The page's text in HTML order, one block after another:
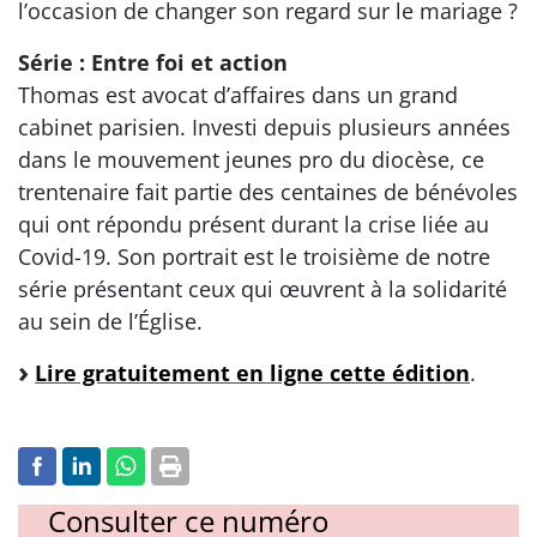
l’occasion de changer son regard sur le mariage ?
Série : Entre foi et action
Thomas est avocat d’affaires dans un grand
cabinet parisien. Investi depuis plusieurs années
dans le mouvement jeunes pro du diocèse, ce
trentenaire fait partie des centaines de bénévoles
qui ont répondu présent durant la crise liée au
Covid-19. Son portrait est le troisième de notre
série présentant ceux qui œuvrent à la solidarité
au sein de l’Église.
Lire gratuitement en ligne cette édition.
Consulter ce numéro